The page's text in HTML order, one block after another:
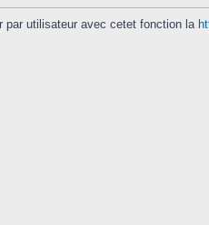
par utilisateur avec cetet fonction la